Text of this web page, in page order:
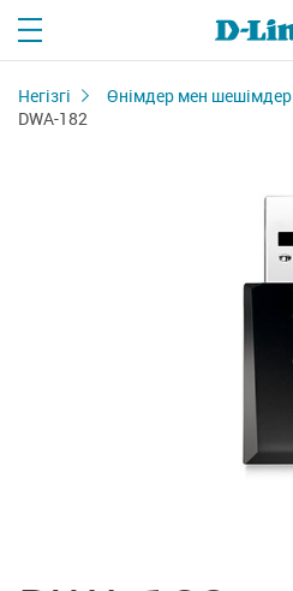
Негізгі Өнімдер мен шешімдер
DWA-182